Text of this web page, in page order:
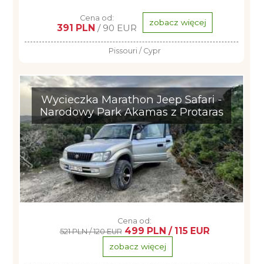
Cena od:
391 PLN / 90 EUR zobacz więcej
Pissouri / Cypr
Wycieczka Marathon Jeep Safari -
Narodowy Park Akamas z Protaras
Cena od:
521 PLN / 120 EUR 499 PLN / 115 EUR
zobacz więcej